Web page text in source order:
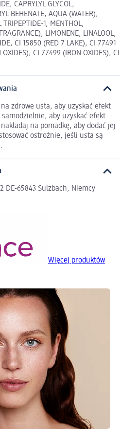
CAPRYLYL GLYCOL,
BEHENATE, AQUA (WATER),
TRIPEPTIDE-1, MENTHOL,
LIMONENE, LINALOOL,
CI 15850 (RED 7 LAKE), CI 77491
CI 77499 (IRON OXIDES), CI
na zdrowe usta, aby uzyskać efekt
aby uzyskać efekt
na pomadkę, aby dodać jej
ostrożnie, jeśli usta są
DE-65843 Sulzbach, Niemcy
Więcej produktów